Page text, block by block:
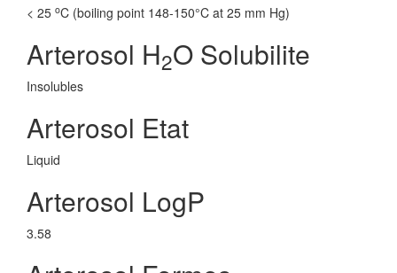
< 25 oC (boiling point 148-150°C at 25 mm Hg)
Arterosol H2O Solubilite
Insolubles
Arterosol Etat
Liquid
Arterosol LogP
3.58